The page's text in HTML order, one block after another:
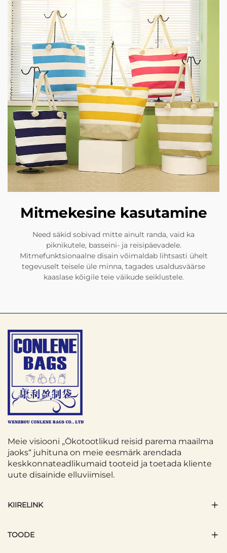
Mitmekesine kasutamine
Need säkid sobivad mitte ainult randa, vaid ka
piknikutele, basseini- ja reisipäevadele.
Mitmefunktsionaalne disain võimaldab lihtsasti ühelt
tegevuselt teisele üle minna, tagades usaldusväärse
kaaslase kõigile teie väikude seiklustele.
Meie visiooni „Ökotootlikud reisid parema maailma
jaoks“ juhituna on meie eesmärk arendada
keskkonnateadlikumaid tooteid ja toetada kliente
uute disainide elluviimisel.
KIIRELINK
TOODE